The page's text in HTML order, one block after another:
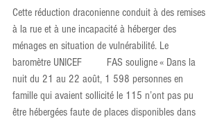
Cette réduction draconienne conduit à des remises
à la rue et à une incapacité à héberger des
ménages en situation de vulnérabilité. Le
baromètre UNICEF         FAS souligne « Dans la
nuit du 21 au 22 août, 1 598 personnes en
famille qui avaient sollicité le 115 n’ont pas pu
être hébergées faute de places disponibles dans